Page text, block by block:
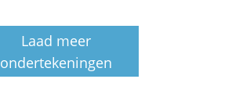
Laad meer
ondertekeningen